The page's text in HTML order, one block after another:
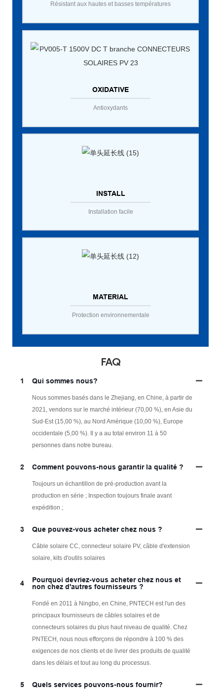
Résistant aux hautes et basses températures
OXIDATIVE
Antioxydants
INSTALL
Installation facile
MATERIAL
Protection environnementale
FAQ
1 Qui sommes nous?
Nous sommes basés dans le Zhejiang, en Chine, à partir de
2021, vendons sur le marché intérieur (70,00 %), en Asie du
Sud-Est (15,00 %), au Nord Amérique (10,00 %), Europe
occidentale (5,00 %). Il y a au total environ 11 à 50
personnes dans notre bureau.
2 Comment pouvons-nous garantir la qualité ?
Toujours un échantillon de pré-production avant la
production en série ; Inspection toujours finale avant
expédition ;
3 Que pouvez-vous acheter chez nous ?
Câble solaire CC, connecteur solaire PV, câble d'extension
solaire, kits d'outils solaires
4
Pourquoi devriez-vous acheter chez nous et
non chez d'autres fournisseurs ?
Fondé en 2011 à Ningbo, en Chine, PNTECH est l'un des
principaux fournisseurs de câbles solaires et de
connecteurs solaires du plus haut niveau de qualité. Chez
PNTECH, nous nous efforçons de répondre à 100 % des
exigences de nos clients et de livrer des produits de qualité
dans les délais et tout au long du processus.
5 Quels services pouvons-nous fournir?